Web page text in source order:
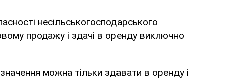
несільськогосподарського
продажу і здачі в оренду виключно
можна тільки здавати в оренду і